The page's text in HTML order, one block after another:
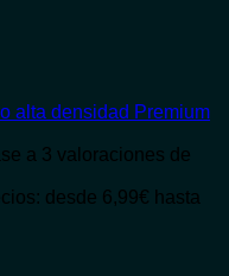
alta densidad Premium
a 3 valoraciones de
desde 6,99€ hasta